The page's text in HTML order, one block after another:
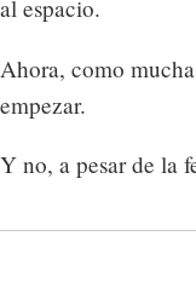
al espacio.
Ahora, como
empezar.
Y no, a pesar de la